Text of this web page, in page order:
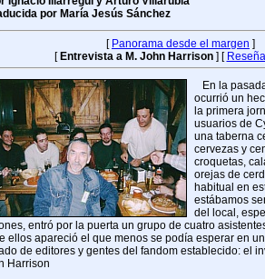
por María Jesús Sánchez
[ Panorama desde el margen ]
[Entrevista a M. John Harrison] [
En la
ocurrió un
la primera
usuarios de
una taberna
cervezas y
croquetas,
orejas de
habitual en
estábamos
del local,
entró por la puerta un grupo de cuatro
ellos apareció el que menos se podía esperar en
de editores y gentes del fandom establecido: el
Harrison